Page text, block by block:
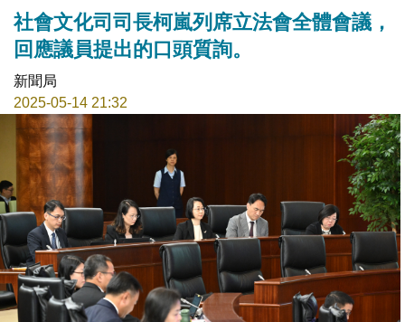
社會文化司司長柯嵐列席立法會全體會議，
回應議員提出的口頭質詢。
新聞局
2025-05-14 21:32